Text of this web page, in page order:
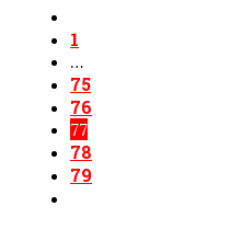
1
…
75
76
77
78
79